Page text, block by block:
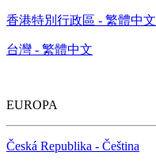
香港特別行政區 - 繁體中文
台灣 - 繁體中文
EUROPA
Česká Republika - Čeština